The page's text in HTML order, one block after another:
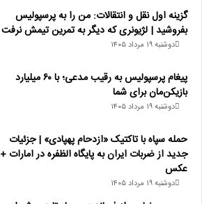
گزینه اول نقل و انتقالات: من را به پرسپولیس
بفروشید | لژیونری که دیگر به تمرین تیمش نرفت
دوشنبه ۱۹ مرداد ۱۴۰۵
پیغام پرسپولیس به رقیب مدعی؛ با ۶۰ میلیارد
بازیکن‌مان برای شما
دوشنبه ۱۹ مرداد ۱۴۰۵
حمله سپاه با تاکتیک «ازدحام پهپادی» | جزئیات
جدید از ضربات ایران به پایگاه الظفره در امارات +
عکس
دوشنبه ۱۹ مرداد ۱۴۰۵